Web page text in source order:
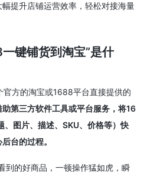
提升店铺运营效率，轻松对接海量
键铺货到淘宝”是什
官方的淘宝或1688平台直接提供的
助第三方软件工具或平台服务，将16
图片、描述、SKU、价格等）快
台的过程。
到的好商品，一顿操作猛如虎，瞬